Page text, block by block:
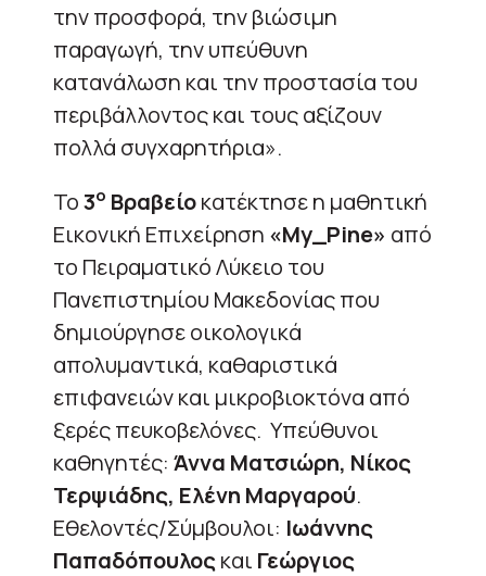
την προσφορά, την βιώσιμη
παραγωγή, την υπεύθυνη
κατανάλωση και την προστασία του
περιβάλλοντος και τους αξίζουν
πολλά συγχαρητήρια».
To3ο Βραβείοκατέκτησε η μαθητική
Εικονική Επιχείρηση «My_Pine» από
το Πειραματικό Λύκειο του
Πανεπιστημίου Μακεδονίας που
δημιούργησε οικολογικά
απολυμαντικά, καθαριστικά
επιφανειών και μικροβιοκτόνα από
ξερές πευκοβελόνες. Υπεύθυνοι
καθηγητές: Άννα Ματσιώρη, Νίκος
Τερψιάδης, Ελένη Μαργαρού.
Εθελοντές/Σύμβουλοι: Ιωάννης
Παπαδόπουλοςκαι Γεώργιος